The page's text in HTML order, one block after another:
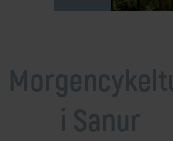
Bali
Bolivia
Borneo
Brasilien
dansk
i Sanur